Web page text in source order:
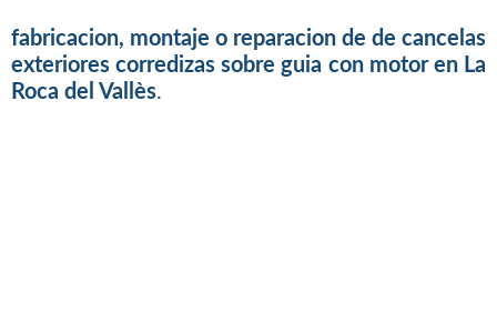
fabricacion, montaje o reparacion de de cancelas
exteriores corredizas sobre guia con motor en La
Roca del Vallès.